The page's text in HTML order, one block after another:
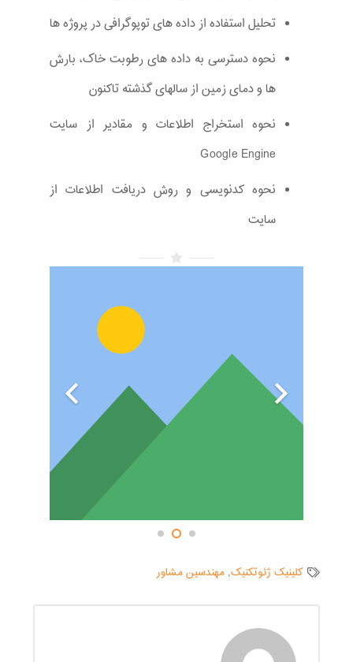
تحلیل استفاده از داده های توپوگرافی در پروژه ها
نحوه دسترسی به داده های رطوبت خاک، بارش
ها و دمای زمین از سالهای گذشته تاکنون
نحوه استخراج اطلاعات و مقادیر از سایت
Google Engine
نحوه کدنویسی و روش دریافت اطلاعات از
سایت
کلینیک ژئوتکنیک,مهندسین مشاور